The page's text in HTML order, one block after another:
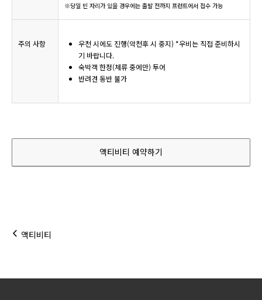
※당일 빈 자리가 있을 경우에는 출발 전까지 프런트에서 접수 가능
주의 사항
우천 시에도 진행(악천후 시 중지) *우비는 직접 준비하시
기 바랍니다.
숙박객 한정(체류 중에만) 투어
반려견 동반 불가
액티비티 예약하기
액티비티